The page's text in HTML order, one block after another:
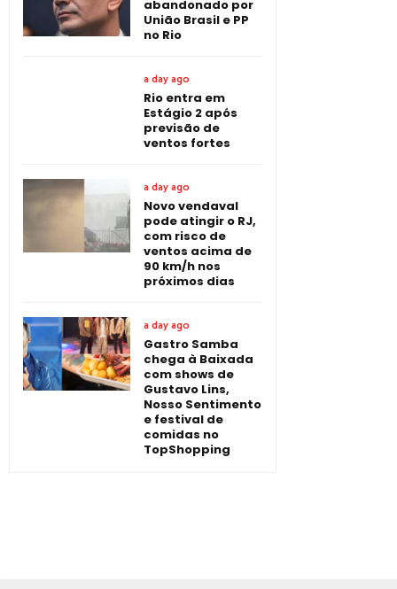
abandonado por
União Brasil e PP
no Rio
a day ago
Rio entra em
Estágio 2 após
previsão de
ventos fortes
a day ago
Novo vendaval
pode atingir o RJ,
com risco de
ventos acima de
90 km/h nos
próximos dias
a day ago
Gastro Samba
chega à Baixada
com shows de
Gustavo Lins,
Nosso Sentimento
e festival de
comidas no
TopShopping